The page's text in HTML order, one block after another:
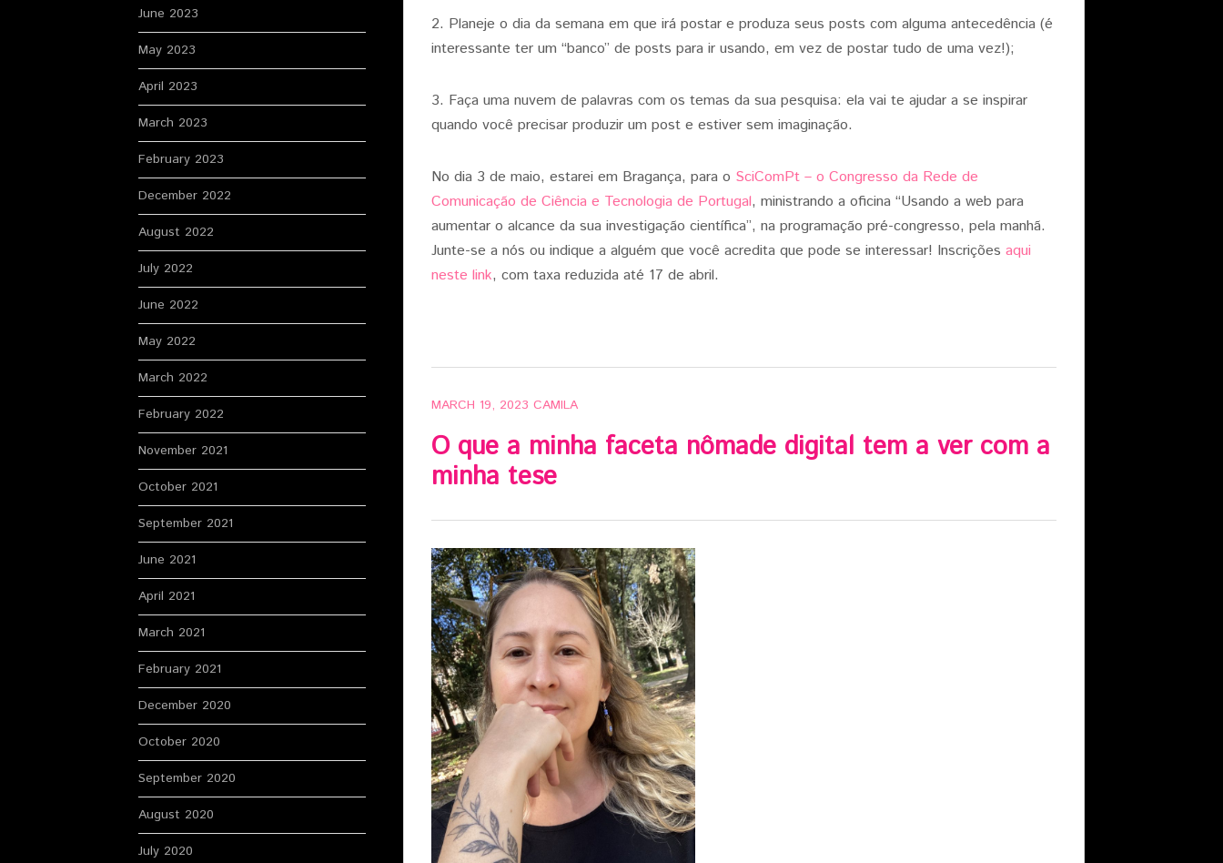
2. Planeje o dia da semana em que irá postar e produza seus posts com alguma antecedência (é
interessante ter um “banco” de posts para ir usando, em vez de postar tudo de uma vez!);
3. Faça uma nuvem de palavras com os temas da sua pesquisa: ela vai te ajudar a se inspirar
quando você precisar produzir um post e estiver sem imaginação.
No dia 3 de maio, estarei em Bragança, para o SciComPt – o Congresso da Rede de
Comunicação de Ciência e Tecnologia de Portugal, ministrando a oficina “Usando a web para
aumentar o alcance da sua investigação científica”, na programação pré-congresso, pela manhã.
Junte-se a nós ou indique a alguém que você acredita que pode se interessar! Inscriçõesaqui
neste link, com taxa reduzida até 17 de abril.
MARCH 19, 2023 CAMILA
O que a minha faceta nômade digital tem a ver com a
minha tese
June 2023
May 2023
April 2023
March 2023
February 2023
December 2022
August 2022
July 2022
June 2022
May 2022
March 2022
February 2022
November 2021
October 2021
September 2021
June 2021
April 2021
March 2021
February 2021
December 2020
October 2020
September 2020
August 2020
July 2020